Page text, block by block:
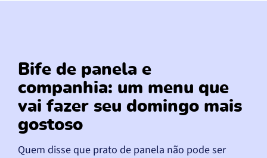
Bife de panela e
companhia: um menu que
vai fazer seu domingo mais
gostoso
Quem disse que prato de panela não pode ser